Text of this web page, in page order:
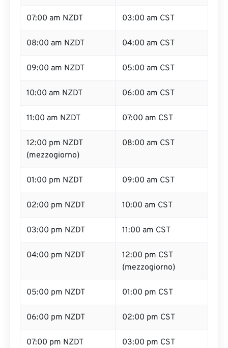
07:00 am NZDT 03:00 am CST
08:00 am NZDT 04:00 am CST
09:00 am NZDT 05:00 am CST
10:00 am NZDT 06:00 am CST
11:00 am NZDT 07:00 am CST
12:00 pm NZDT
(mezzogiorno)
08:00 am CST
01:00 pm NZDT 09:00 am CST
02:00 pm NZDT 10:00 am CST
03:00 pm NZDT 11:00 am CST
04:00 pm NZDT
12:00 pm CST
(mezzogiorno)
05:00 pm NZDT 01:00 pm CST
06:00 pm NZDT 02:00 pm CST
07:00 pm NZDT 03:00 pm CST